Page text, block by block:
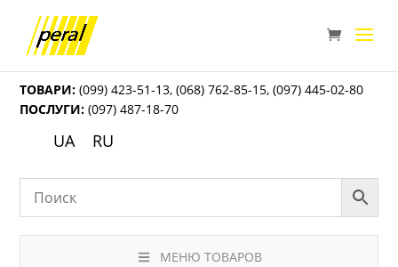
ТОВАРИ: (099) 423-51-13,(068) 762-85-15,(097) 445-02-80
ПОСЛУГИ: (097) 487-18-70
UA RU
МЕНЮ ТОВАРОВ